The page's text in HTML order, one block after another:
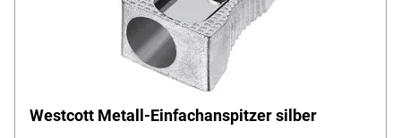
Westcott Metall-Einfachanspitzer silber